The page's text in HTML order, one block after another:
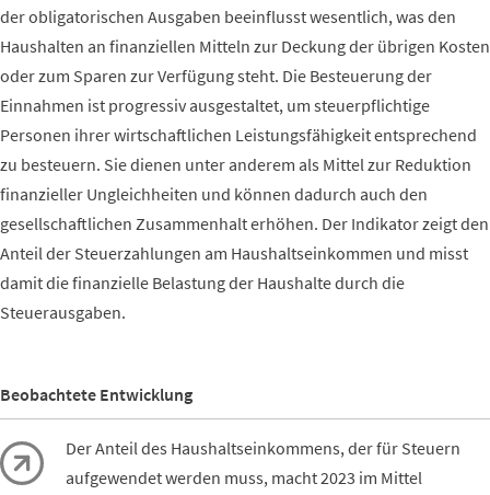
der obligatorischen Ausgaben beeinflusst wesentlich, was den
Haushalten an finanziellen Mitteln zur Deckung der übrigen Kosten
oder zum Sparen zur Verfügung steht. Die Besteuerung der
Einnahmen ist progressiv ausgestaltet, um steuerpflichtige
Personen ihrer wirtschaftlichen Leistungsfähigkeit entsprechend
zu besteuern. Sie dienen unter anderem als Mittel zur Reduktion
finanzieller Ungleichheiten und können dadurch auch den
gesellschaftlichen Zusammenhalt erhöhen. Der Indikator zeigt den
Anteil der Steuerzahlungen am Haushaltseinkommen und misst
damit die finanzielle Belastung der Haushalte durch die
Steuerausgaben.
Beobachtete Entwicklung
Der Anteil des Haushaltseinkommens, der für Steuern
aufgewendet werden muss, macht 2023 im Mittel